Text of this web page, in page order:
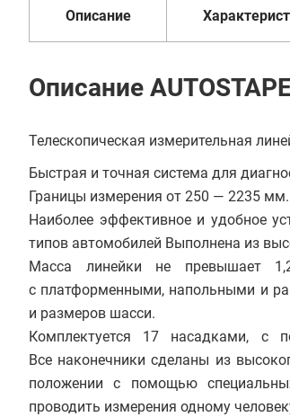
Описание
Описание
Телескопическая измерительная
Быстрая и точная система для
Границы измерения от 250 — 2235 мм.
Наиболее эффективное и удобное
типов автомобилей Выполнена из
Масса линейки не превышает
с платформенными, напольными и
и размеров шасси.
Комплектуется 17 насадками, с
Все наконечники сделаны из
положении с помощью
проводить измерения одному